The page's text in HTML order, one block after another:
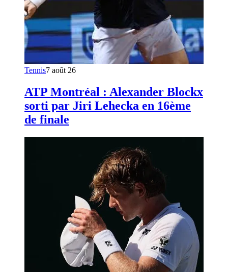
Tennis7 août 26
ATP Montréal : Alexander Blockx
sorti par Jiri Lehecka en 16ème
de finale